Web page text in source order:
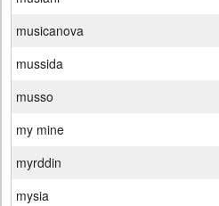
musicanova
mussida
musso
my mine
myrddin
mysia